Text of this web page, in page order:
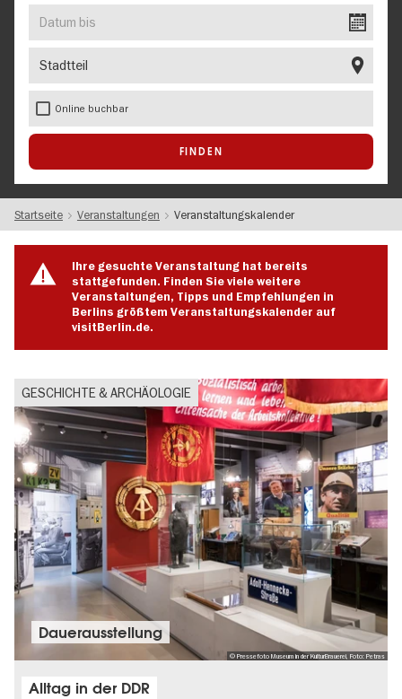
bis
Online buchbar
Startseite Veranstaltungen Veranstaltungskalender
Ihre gesuchte Veranstaltung hat bereits
stattgefunden. Finden Sie viele weitere
Veranstaltungen, Tipps und Empfehlungen in
Berlins größtem Veranstaltungskalender auf
visitBerlin.de.
GESCHICHTE & ARCHÄOLOGIE
© Pressefoto Museum in der KulturBrauerei, Foto: Petras
Dauer­aus­stel­lung
Alltag in der DDR